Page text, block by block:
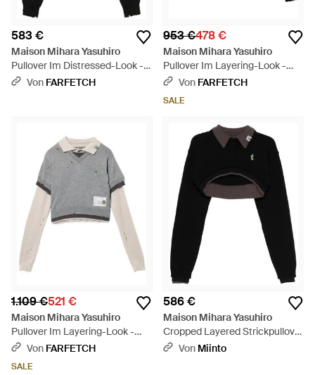
583 €
Maison Mihara Yasuhiro
Pullover Im Distressed-Look -
Schwarz
Von FARFETCH
953 €478 €
Maison Mihara Yasuhiro
Pullover Im Layering-Look -
Schwarz
Von FARFETCH
SALE
1.109 €521 €
Maison Mihara Yasuhiro
Pullover Im Layering-Look -
GrauVon FARFETCH
SALE
586 €
Maison Mihara Yasuhiro
Cropped Layered Strickpullover
- Schwarz
Von Miinto